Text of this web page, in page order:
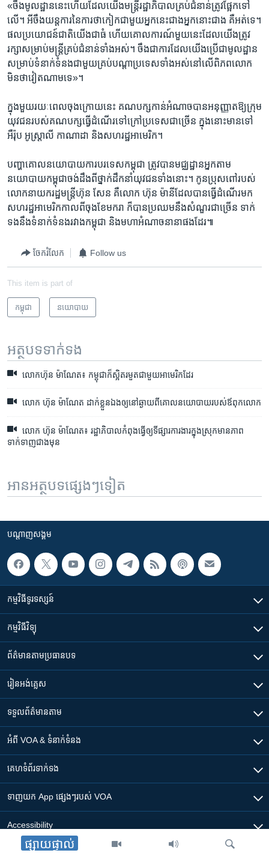
ផ្សាយផ្ទាល់
«ចឹង​មូលដ្ឋាន​នេះ​ហើយ​ដែល​យើ​ង​មន្ត្រី​រដ្ឋាភិបាល​គ្រប់​ជំនាន់​ត្រូវផ្អែក​ទៅ​
លើ។ អីចឹង​យន្តការ​នៃ​ការ​ថា​កៀក​ជាមួយ​អ្នក​នេះ​ជាង​អ្នកនោះ​ជាង​ គឺ​អត់​ទេ។
ផល​ប្រយោជន៍​ជាតិ​យើង​ជាធំ​ ហើយគោលការណ៍​មួយ​នេះ​ដែល​យើង​ត្រូវ​
រក្សា​សម្រាប់​មន្ត្រី​គ្រប់​ជំនាន់​ទាំងអស់។ ចឹង​ជា​ការ​ដែល​យើង​ប្រើ​ជា​មូលដ្ឋាន​
សម្រាប់​ទំនាក់​ទំនង​ជាមួយ​គ្រប់​បណ្តា​ប្រទេស​ទាំងអស់​នៅ​លើ​ពិភពលោក​
មិន​ថា​វៀតណាម​ទេ‍»។​
ក្នុង​មួយ​រយៈពេល​ចុងក្រោយ​នេះ គណបក្ស​កាន់​អំណាច​បាន​អនុញ្ញាត​ឱ្យ​ក្រុម​
យុវជន​របស់​គណបក្ស​ធ្វើ​ដំណើរ​ទៅ​ក្រៅ​ប្រទេស​ជាច្រើន​ ក្នុង​នោះ​មាន​ទៅ​
អឺរ៉ុប ​អូស្រ្តាលី ​កាណាដា​ និង​សហរដ្ឋ​អាមេរិក។
បញ្ហា​គោល​នយោបាយ​ការបរទេស​កម្ពុជា ​ត្រូវ​បាន​មជ្ឈដ្ឋាន​អ្នក​តាម​
នយោបាយ​កម្ពុជា​ចង់​ដឹង​ពី​ថ្នាក់​ដឹកនាំ​យុវជន​ទាំងនោះ។ កូនប្រុស​ពៅ​របស់​
លោក​នាយក​រដ្ឋមន្ត្រី​ហ៊ុន សែន ​គឺ​លោក​ ហ៊ុន ម៉ានី​ដែល​បាន​ធ្វើ​ដំណើរ​មក​
សហរដ្ឋ​អាមេរិក​កាលពី​ចុង​ខែ​មករា ​ក៏​បាន​ប្រឈម​នឹង​សំណួរ​ជាច្រើន​ ទាក់​
ទង​នឹង​ទំនាក់​ទំនង​រវាង​កម្ពុជា ​និង​មហា​អំណាច​នានា​ផង​ដែរ៕
ចែករំលែក Follow us
This item is part of
កម្ពុជា នយោបាយ
អត្ថបទ​ទាក់ទង
លោក​ហ៊ុន ម៉ាណែត៖ កម្ពុជា​ក៏​ស្អិត​រមួត​ជាមួយ​អាមេរិក​ដែរ
លោក ហ៊ុន ម៉ាណែត ដាក់​ខ្លួន​ឯង​ឲ្យ​នៅ​ឆ្ងាយ​ពី​គោលនយោបាយ​របស់​ឪពុក​លោក
លោក ហ៊ុន ម៉ាណែត៖ រដ្ឋាភិបាល​កំពុង​ធ្វើ​ឲ្យ​ទីផ្សារ​ការងារ​ក្នុង​ស្រុក​មាន​ភាព
ទាក់ទាញ​ជាង​មុន
អានអត្ថបទផ្សេងៗទៀត
បណ្តាញ​សង្គម
កម្មវិធី​ទូរទស្សន៍
កម្មវិធី​វិទ្យុ
ព័ត៌មាន​តាមប្រធានបទ​
រៀន​​អង់គ្លេស
ទទួល​ព័ត៌មាន​តាម
អំពី​ VOA & ទំនាក់ទំនង
គេហទំព័រ​​ទាក់ទង
ទាញយក​ App ផ្សេងៗ​របស់​ VOA
Accessibility